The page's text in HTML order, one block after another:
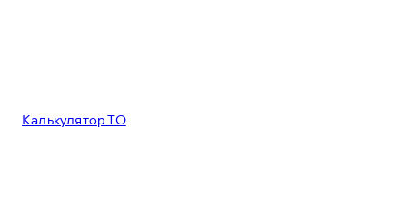
Калькулятор ТО